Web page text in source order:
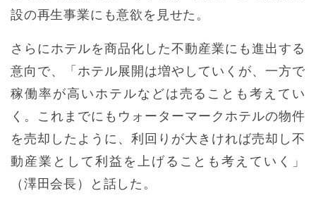
設の再生事業にも意欲を見せた。
さらにホテルを商品化した不動産業にも進出する
意向で、「ホテル展開は増やしていくが、一方で
稼働率が高いホテルなどは売ることも考えてい
く。これまでにもウォーターマークホテルの物件
を売却したように、利回りが大きければ売却し不
動産業として利益を上げることも考えていく」
（澤田会長）と話した。